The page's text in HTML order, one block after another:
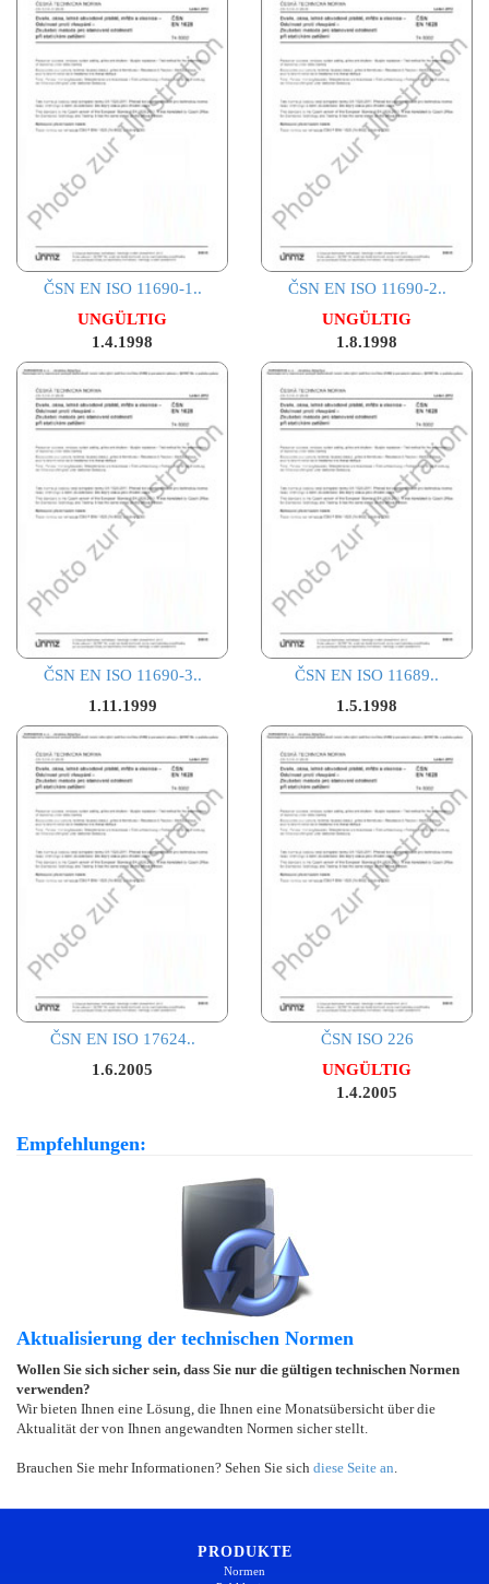
ČSN EN ISO 11690-1..
UNGÜLTIG
1.4.1998
ČSN EN ISO 11690-2..
UNGÜLTIG
1.8.1998
ČSN EN ISO 11690-3..
1.11.1999
ČSN EN ISO 11689..
1.5.1998
ČSN EN ISO 17624..
1.6.2005
ČSN ISO 226
UNGÜLTIG
1.4.2005
Empfehlungen:
Aktualisierung der technischen Normen
Wollen Sie sich sicher sein, dass Sie nur die gültigen technischen Normen
verwenden?
Wir bieten Ihnen eine Lösung, die Ihnen eine Monatsübersicht über die
Aktualität der von Ihnen angewandten Normen sicher stellt.
Brauchen Sie mehr Informationen? Sehen Sie sich diese Seite an
PRODUKTE
Normen